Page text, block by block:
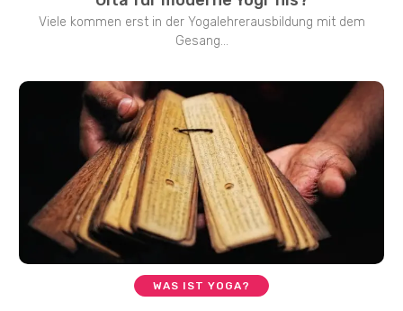
Viele kommen erst in der Yogalehrerausbildung mit dem
Gesang...
WAS IST YOGA?